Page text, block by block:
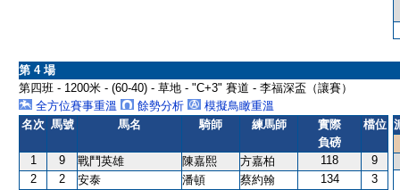
第 4 場
第四班 - 1200米 - (60-40) - 草地 - "C+3" 賽道 - 李福深盃（讓賽）
全方位賽事重溫
餘勢分析
模擬鳥瞰重溫
名次 馬號 馬名 騎師 練馬師
實際
負磅
檔位
1 9 戰鬥英雄 陳嘉熙 方嘉柏 118
9
2
2 安泰 潘頓 蔡約翰 134
3